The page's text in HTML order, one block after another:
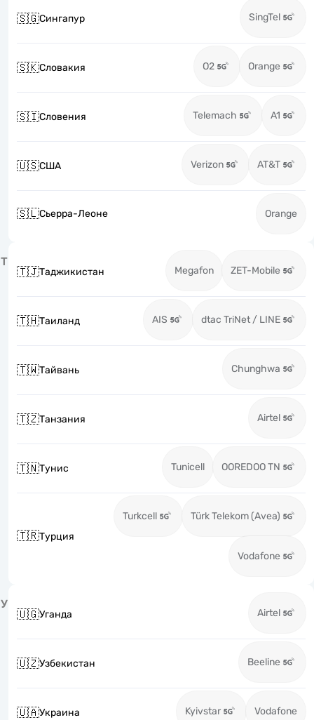
🇸🇬Сингапур SingTel
🇸🇰Словакия O2 Orange
🇸🇮Словения Telemach A1
🇺🇸США Verizon AT&T
🇸🇱Сьерра-Леоне Orange
Т
🇹🇯Таджикистан Megafon ZET-Mobile
🇹🇭Таиланд AIS dtac TriNet / LINE
🇹🇼Тайвань Chunghwa
🇹🇿Танзания Airtel
🇹🇳Тунис Tunicell OOREDOO TN
🇹🇷Турция
Turkcell Türk Telekom (Avea)
Vodafone
У
🇺🇬Уганда Airtel
🇺🇿Узбекистан Beeline
🇺🇦Украина Kyivstar Vodafone